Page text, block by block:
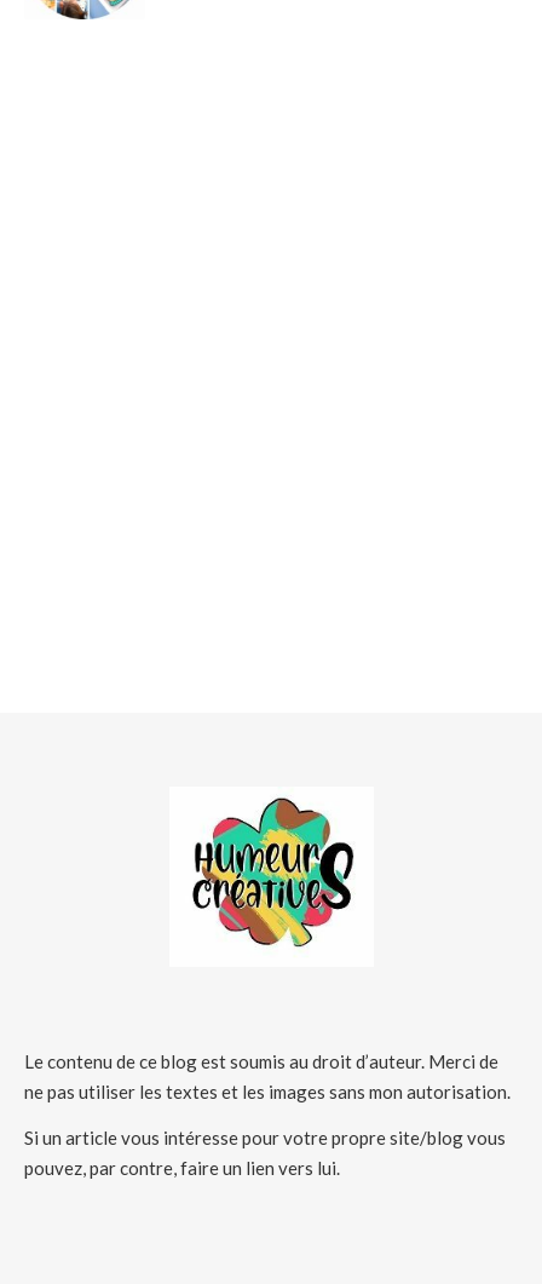
Le contenu de ce blog est soumis au droit d’auteur. Merci de
ne pas utiliser les textes et les images sans mon autorisation.
Si un article vous intéresse pour votre propre site/blog vous
pouvez, par contre, faire un lien vers lui.